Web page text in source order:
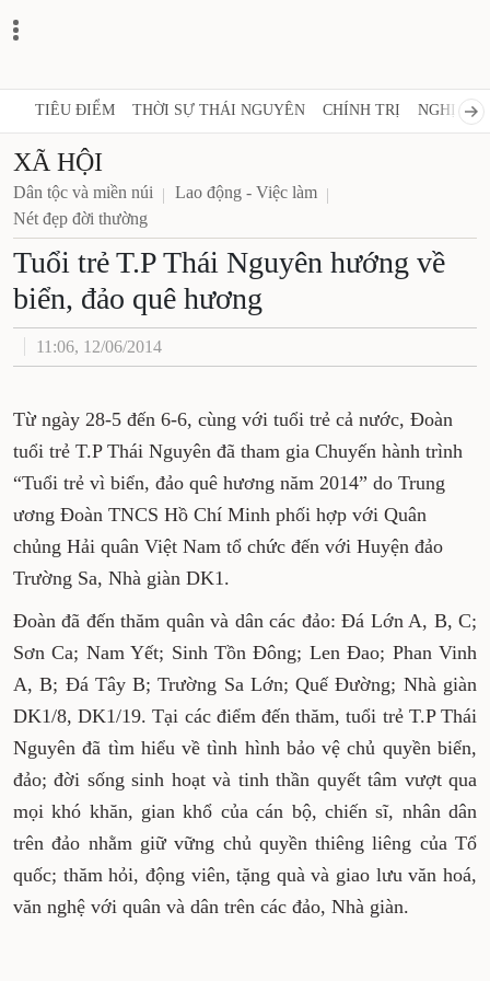
TIÊU ĐIỂM THỜI SỰ THÁI NGUYÊN CHÍNH TRỊ NGHỊ
XÃ HỘI
Dân tộc và miền núi
Lao động - Việc làm
Nét đẹp đời thường
Tuổi trẻ T.P Thái Nguyên hướng về
biển, đảo quê hương
11:06, 12/06/2014
Từ ngày 28-5 đến 6-6, cùng với tuổi trẻ cả nước, Đoàn
tuổi trẻ T.P Thái Nguyên đã tham gia Chuyến hành trình
“Tuổi trẻ vì biển, đảo quê hương năm 2014” do Trung
ương Đoàn TNCS Hồ Chí Minh phối hợp với Quân
chủng Hải quân Việt Nam tổ chức đến với Huyện đảo
Trường Sa, Nhà giàn DK1.
Đoàn đã đến thăm quân và dân các đảo: Đá Lớn A, B, C;
Sơn Ca; Nam Yết; Sinh Tồn Đông; Len Đao; Phan Vinh
A, B; Đá Tây B; Trường Sa Lớn; Quế Đường; Nhà giàn
DK1/8, DK1/19. Tại các điểm đến thăm, tuổi trẻ T.P Thái
Nguyên đã tìm hiểu về tình hình bảo vệ chủ quyền biển,
đảo; đời sống sinh hoạt và tinh thần quyết tâm vượt qua
mọi khó khăn, gian khổ của cán bộ, chiến sĩ, nhân dân
trên đảo nhằm giữ vững chủ quyền thiêng liêng của Tổ
quốc; thăm hỏi, động viên, tặng quà và giao lưu văn hoá,
văn nghệ với quân và dân trên các đảo, Nhà giàn.